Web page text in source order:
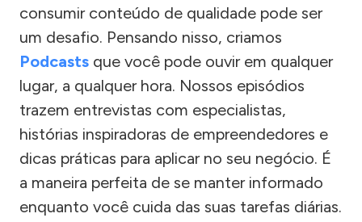
consumir conteúdo de qualidade pode ser
um desafio. Pensando nisso, criamos
Podcasts que você pode ouvir em qualquer
lugar, a qualquer hora. Nossos episódios
trazem entrevistas com especialistas,
histórias inspiradoras de empreendedores e
dicas práticas para aplicar no seu negócio. É
a maneira perfeita de se manter informado
enquanto você cuida das suas tarefas diárias.